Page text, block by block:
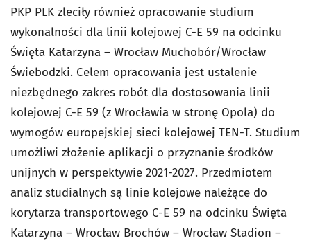
PKP PLK zleciły również opracowanie studium
wykonalności dla linii kolejowej C-E 59 na odcinku
Święta Katarzyna – Wrocław Muchobór/Wrocław
Świebodzki. Celem opracowania jest ustalenie
niezbędnego zakres robót dla dostosowania linii
kolejowej C-E 59 (z Wrocławia w stronę Opola) do
wymogów europejskiej sieci kolejowej TEN-T. Studium
umożliwi złożenie aplikacji o przyznanie środków
unijnych w perspektywie 2021-2027. Przedmiotem
analiz studialnych są linie kolejowe należące do
korytarza transportowego C-E 59 na odcinku Święta
Katarzyna – Wrocław Brochów – Wrocław Stadion –